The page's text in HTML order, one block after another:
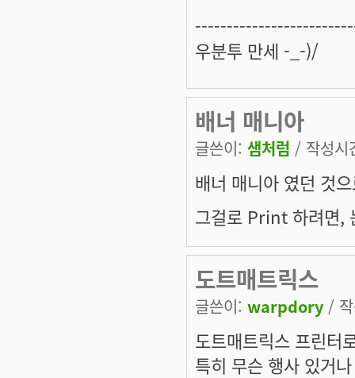
우분투 만세 -_-)/
배너 매니아
글쓴이: 샘처럼 / 작성
배너 매니아 였던 것
그걸로 Print 하려면,
도트매트릭스
글쓴이: warpdory /
도트매트릭스 프린터
특히 무슨 행사 있거